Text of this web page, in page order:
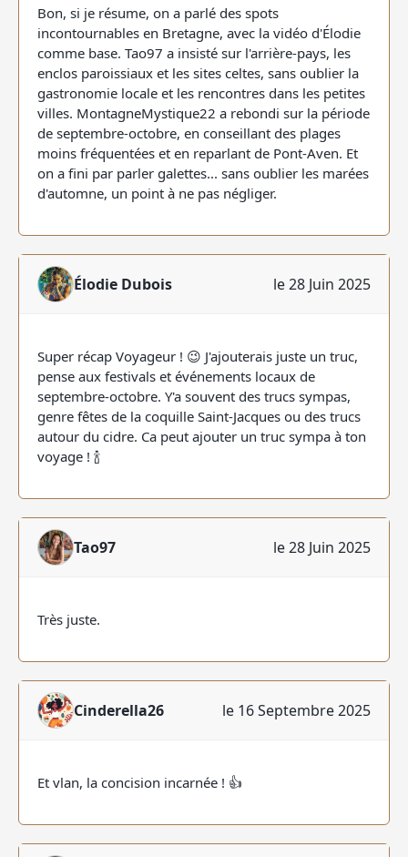
Bon, si je résume, on a parlé des spots
incontournables en Bretagne, avec la vidéo d'Élodie
comme base. Tao97 a insisté sur l'arrière-pays, les
enclos paroissiaux et les sites celtes, sans oublier la
gastronomie locale et les rencontres dans les petites
villes. MontagneMystique22 a rebondi sur la période
de septembre-octobre, en conseillant des plages
moins fréquentées et en reparlant de Pont-Aven. Et
on a fini par parler galettes... sans oublier les marées
d'automne, un point à ne pas négliger.
Élodie Dubois le 28 Juin 2025
Super récap Voyageur ! 😉 J'ajouterais juste un truc,
pense aux festivals et événements locaux de
septembre-octobre. Y'a souvent des trucs sympas,
genre fêtes de la coquille Saint-Jacques ou des trucs
autour du cidre. Ca peut ajouter un truc sympa à ton
voyage ! 🍾
Tao97 le 28 Juin 2025
Très juste.
Cinderella26 le 16 Septembre 2025
Et vlan, la concision incarnée ! 👍